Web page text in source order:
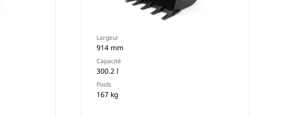
Largeur
914 mm
Capacité
300.2 l
Poids
167 kg